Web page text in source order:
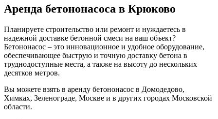
Аренда бетононасоса в Крюково
Планируете строительство или ремонт и нуждаетесь в
надежной доставке бетонной смеси на ваш объект?
Бетононасос – это инновационное и удобное оборудование,
обеспечивающее быструю и точную доставку бетона в
труднодоступные места, а также на высоту до нескольких
десятков метров.
Вы можете взять в аренду бетононасос в Домодедово,
Химках, Зеленограде, Москве и в других городах Московской
области.